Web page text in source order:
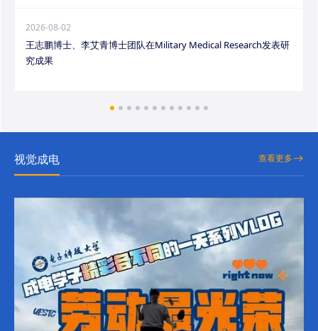
2026-08-02
王志鹏博士、李艾青博士团队在Military Medical Research发表研
究成果
视觉成电 查看更多